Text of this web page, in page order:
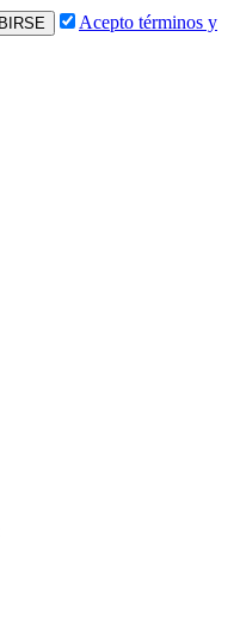
Acepto términos y